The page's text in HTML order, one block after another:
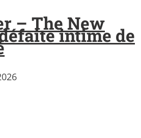
– The New
intime de